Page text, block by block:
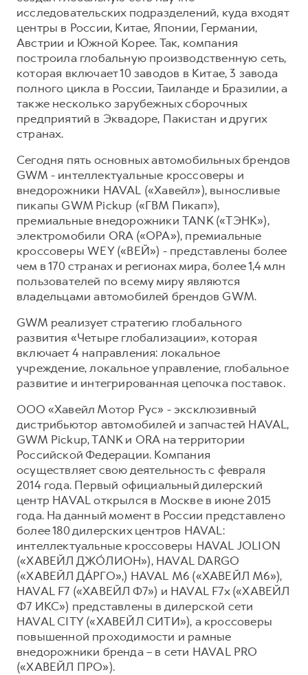
исследовательских подразделений, куда входят
центры в России, Китае, Японии, Германии,
Австрии и Южной Корее. Так, компания
построила глобальную производственную сеть,
которая включает 10 заводов в Китае, 3 завода
полного цикла в России, Таиланде и Бразилии, а
также несколько зарубежных сборочных
предприятий в Эквадоре, Пакистан и других
странах.
Сегодня пять основных автомобильных брендов
GWM - интеллектуальные кроссоверы и
внедорожники HAVAL («Хавейл»), выносливые
пикапы GWM Pickup («ГВМ Пикап»),
премиальные внедорожники TANK («ТЭНК»),
электромобили ORA («ОРА»), премиальные
кроссоверы WEY («ВЕЙ») - представлены более
чем в 170 странах и регионах мира, более 1,4 млн
пользователей по всему миру являются
владельцами автомобилей брендов GWM.
GWM реализует стратегию глобального
развития «Четыре глобализации», которая
включает 4 направления: локальное
учреждение, локальное управление, глобальное
развитие и интегрированная цепочка поставок.
ООО «Хавейл Мотор Рус» - эксклюзивный
дистрибьютор автомобилей и запчастей HAVAL,
GWM Pickup, TANK и ORA на территории
Российской Федерации. Компания
осуществляет свою деятельность с февраля
2014 года. Первый официальный дилерский
центр HAVAL открылся в Москве в июне 2015
года. На данный момент в России представлено
более 180 дилерских центров HAVAL:
интеллектуальные кроссоверы HAVAL JOLION
(«ХАВЕЙЛ ДЖО́ЛИОН»), HAVAL DARGO
(«ХАВЕЙЛ ДА́РГО»,) HAVAL М6 («ХАВЕЙЛ M6»),
HAVAL F7 («ХАВЕЙЛ Ф7») и HAVAL F7x («ХАВЕЙЛ
Ф7 ИКС») представлены в дилерской сети
HAVAL CITY («ХАВЕЙЛ СИТИ»), а кроссоверы
повышенной проходимости и рамные
внедорожники бренда – в сети HAVAL PRO
(«ХАВЕЙЛ ПРО»).